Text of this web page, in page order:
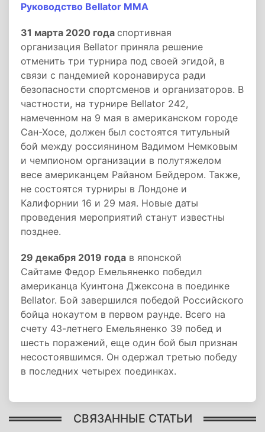
Руководство Bellator MMA
31 марта 2020 года спортивная
организация Bellator приняла решение
отменить три турнира под своей эгидой, в
связи с пандемией коронавируса ради
безопасности спортсменов и организаторов. В
частности, на турнире Bellator 242,
намеченном на 9 мая в американском городе
Сан-Хосе, должен был состоятся титульный
бой между россиянином Вадимом Немковым
и чемпионом организации в полутяжелом
весе американцем Райаном Бейдером. Также,
не состоятся турниры в Лондоне и
Калифорнии 16 и 29 мая. Новые даты
проведения мероприятий станут известны
позднее.
29 декабря 2019 года в японской
Сайтаме Федор Емельяненко победил
американца Куинтона Джексона в поединке
Bellator. Бой завершился победой Российского
бойца нокаутом в первом раунде. Всего на
счету 43-летнего Емельяненко 39 побед и
шесть поражений, еще один бой был признан
несостоявшимся. Он одержал третью победу
в последних четырех поединках.
СВЯЗАННЫЕ СТАТЬИ